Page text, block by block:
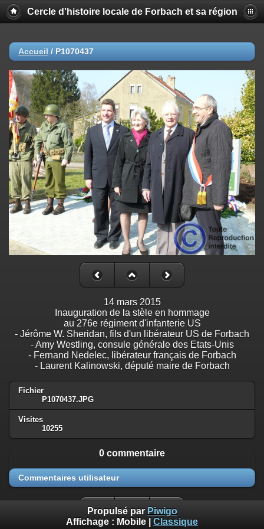
Cercle d'histoire locale de Forbach et sa région
Accueil / P1070437
14 mars 2015
Inauguration de la stèle en hommage
au 276e régiment d'infanterie US
- Jérôme W. Sheridan, fils d'un libérateur US de Forbach
- Amy Westling, consule générale des Etats-Unis
- Fernand Nedelec, libérateur français de Forbach
- Laurent Kalinowski, député maire de Forbach
Fichier
P1070437.JPG
Visites
10255
0 commentaire
Commentaires utilisateur
Propulsé par Piwigo
Affichage : Mobile Classique